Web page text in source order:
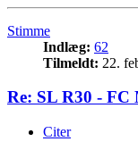
Stimme
Indlæg: 62
Tilmeldt: 22.
Re: SL R30 -
Citer